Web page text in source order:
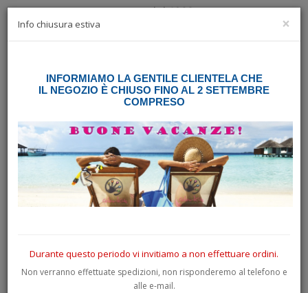
☰
Home Ricerca
Ricerca
Ricerca:
×
Info chiusura estiva
INFORMIAMO LA GENTILE CLIENTELA CHE
IL NEGOZIO È CHIUSO FINO AL 2 SETTEMBRE
COMPRESO
Durante questo periodo vi invitiamo a non effettuare ordini.
Non verranno effettuate spedizioni, non risponderemo al telefono e
alle e-mail.